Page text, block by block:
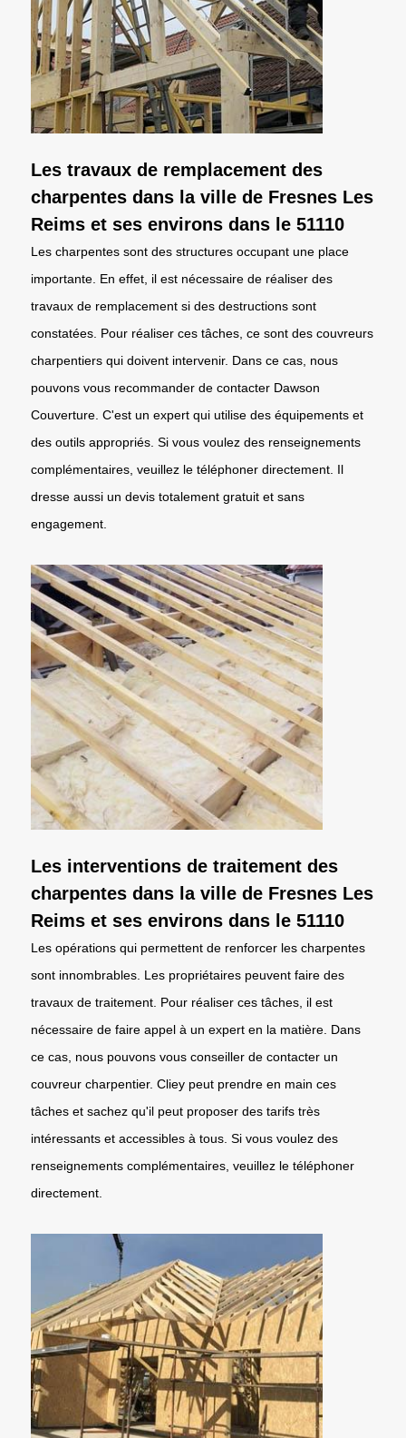
Les travaux de remplacement des
charpentes dans la ville de Fresnes Les
Reims et ses environs dans le 51110
Les charpentes sont des structures occupant une place
importante. En effet, il est nécessaire de réaliser des
travaux de remplacement si des destructions sont
constatées. Pour réaliser ces tâches, ce sont des couvreurs
charpentiers qui doivent intervenir. Dans ce cas, nous
pouvons vous recommander de contacter Dawson
Couverture. C'est un expert qui utilise des équipements et
des outils appropriés. Si vous voulez des renseignements
complémentaires, veuillez le téléphoner directement. Il
dresse aussi un devis totalement gratuit et sans
engagement.
Les interventions de traitement des
charpentes dans la ville de Fresnes Les
Reims et ses environs dans le 51110
Les opérations qui permettent de renforcer les charpentes
sont innombrables. Les propriétaires peuvent faire des
travaux de traitement. Pour réaliser ces tâches, il est
nécessaire de faire appel à un expert en la matière. Dans
ce cas, nous pouvons vous conseiller de contacter un
couvreur charpentier. Cliey peut prendre en main ces
tâches et sachez qu'il peut proposer des tarifs très
intéressants et accessibles à tous. Si vous voulez des
renseignements complémentaires, veuillez le téléphoner
directement.